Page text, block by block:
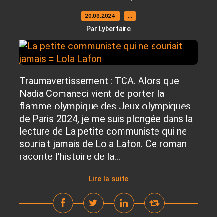
20.08.2024 …
Par Lybertaire
Traumavertissement : TCA. Alors que
Nadia Comaneci vient de porter la
flamme olympique des Jeux olympiques
de Paris 2024, je me suis plongée dans la
lecture de La petite communiste qui ne
souriait jamais de Lola Lafon. Ce roman
raconte l’histoire de la...
Lire la suite